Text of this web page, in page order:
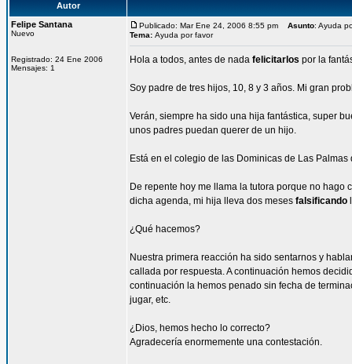
Autor
Felipe Santana
Nuevo
Registrado: 24 Ene 2006
Mensajes: 1
Publicado: Mar Ene 24, 2006 8:55 pm Asunto: Ayuda
Tema: Ayuda por favor
Hola a todos, antes de nada felicitarlos por la
Soy padre de tres hijos, 10, 8 y 3 años. Mi gran
Verán, siempre ha sido una hija fantástica, super
unos padres puedan querer de un hijo.
Está en el colegio de las Dominicas de Las Palmas
De repente hoy me llama la tutora porque no
dicha agenda, mi hija lleva dos meses falsificando
¿Qué hacemos?
Nuestra primera reacción ha sido sentarnos y
callada por respuesta. A continuación hemos
continuación la hemos penado sin fecha de
jugar, etc.
¿Dios, hemos hecho lo correcto?
Agradecería enormemente una contestación.